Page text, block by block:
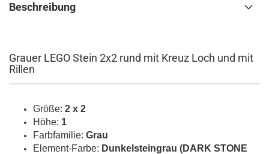
Beschreibung
Grauer LEGO Stein 2x2 rund mit Kreuz Loch und mit
Rillen
Größe: 2 x 2
Höhe: 1
Farbfamilie: Grau
Element-Farbe: Dunkelsteingrau (DARK STONE